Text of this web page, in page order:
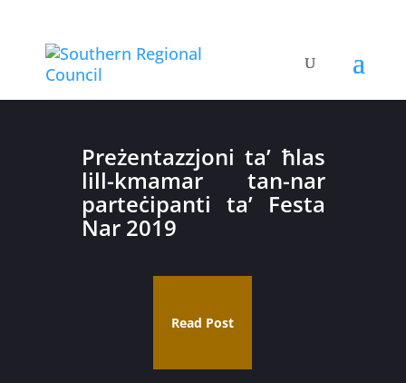
Preżentazzjoni ta’ ħlas
lill-kmamar tan-nar
parteċipanti ta’ Festa
Nar 2019
Read Post